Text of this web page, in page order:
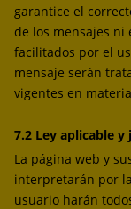
garantice el
de los mensajes ni
facilitados por el
mensaje serán
vigentes en
7.2 Ley aplicable
La página web y
interpretarán por
usuario harán